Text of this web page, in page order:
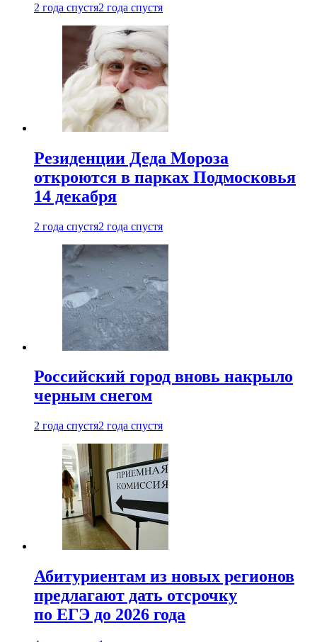
2 года спустя2 года спустя
Резиденции Деда Мороза
откроются в парках Подмосковья
14 декабря
2 года спустя2 года спустя
Российский город вновь накрыло
черным снегом
2 года спустя2 года спустя
Абитуриентам из новых регионов
предлагают дать отсрочку
по ЕГЭ до 2026 года